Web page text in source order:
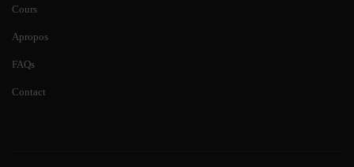
Cours
Apropos
FAQs
Contact